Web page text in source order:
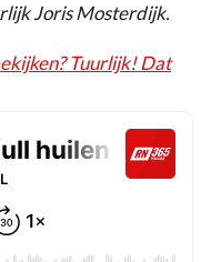
Joris Mosterdijk.
Tuurlijk! Dat